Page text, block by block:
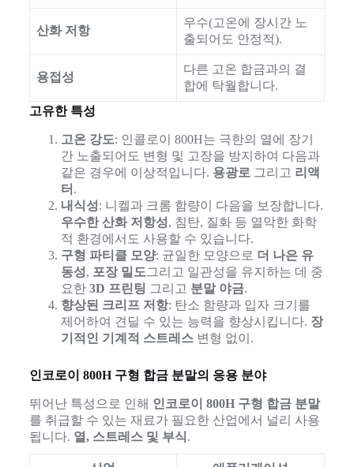
산화 저항
우수(고온에 장시간 노
출되어도 안정적).
용접성
다른 고온 합금과의 결
합에 탁월합니다.
고유한 특성
고온 강도: 인콜로이 800H는 극한의 열에 장기
간 노출되어도 변형 및 고장을 방지하여 다음과
같은 경우에 이상적입니다. 용광로 그리고 리액
터 .
내식성: 니켈과 크롬 함량이 다음을 보장합니다.
우수한 산화 저항성, 침탄, 질화 등 열악한 화학
적 환경에서도 사용할 수 있습니다.
구형 파티클 모양: 균일한 모양으로 더 나은 유
동성, 포장 밀도 그리고 일관성을 유지하는 데 중
요한 3D 프린팅 그리고 분말 야금.
향상된 크리프 저항: 탄소 함량과 입자 크기를
제어하여 견딜 수 있는 능력을 향상시킵니다. 장
기적인 기계적 스트레스변형 없이.
인코로이 800H 구형 합금 분말의 응용 분야
뛰어난 특성으로 인해 인코로이 800H 구형 합금 분말
를 취급할 수 있는 재료가 필요한 산업에서 널리 사용
됩니다. 열, 스트레스 및 부식.